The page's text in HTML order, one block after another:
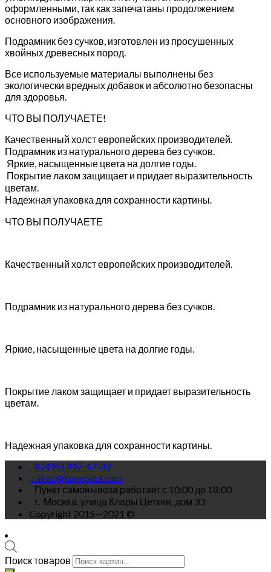
оформленными, так как запечатаны продолжением
основного изображения.
Подрамник без сучков, изготовлен из просушенных
хвойных древесных пород.
Все используемые материалы выполнены без
экологически вредных добавок и абсолютно безопасны
для здоровья.
ЧТО ВЫ ПОЛУЧАЕТЕ!
Качественный холст европейских производителей.
Подрамник из натурального дерева без сучков.
Яркие, насыщенные цвета на долгие годы.
Покрытие лаком защищает и придает выразительность
цветам.
Надежная упаковка для сохранности картины.
ЧТО ВЫ ПОЛУЧАЕТЕ
Качественный холст европейских производителей.
Подрамник из натурального дерева без сучков.
Яркие, насыщенные цвета на долгие годы.
Покрытие лаком защищает и придает выразительность
цветам.
Надежная упаковка для сохранности картины.
8 (495) 997-47-42
zakaz@luxmodul.com
Пункт самовывоза работает с 10:00 до 18:00
г. Москва, улица Клары Цеткин, дом 33
Copyright 2015—2021 ©
Поиск товаров